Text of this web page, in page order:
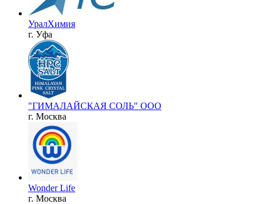
УралХимия
г. Уфа
"ГИМАЛАЙСКАЯ СОЛЬ" ООО
г. Москва
Wonder Life
г. Москва